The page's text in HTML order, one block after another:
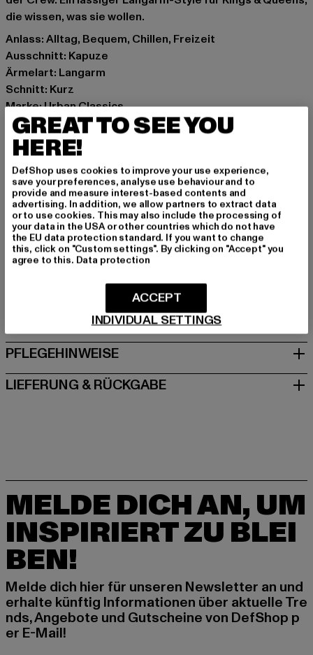
die wissen, was sie wollen.
Anlass: Alltag, Bequem, Chillen, Freizeit
Ausschnitt: Kapuze
Ärmelart: Langarm
Schnitt: Kurz
Marke: Urban Classics
Kat.: Hoodies
Farbe: schwarz
Hersteller Farbe: black
Materialzusammensetzung: 65% Baumwolle, 35%
Polyester
Art.Nr: TB4356-00007
Hersteller: TB International GmbH |info@tbint.de
Dr.-Robert-Murjahn-Straße 7 | 64372 Ober-Ramstadt |
GRÖSSE & PASSFORM
PFLEGEHINWEISE
LIEFERUNG & RÜCKGABE
MELDE DICH AN, UM
INSPIRIERT ZU BLEI
BEN!
Melde dich hier für unseren Newsletter an und
erhalte künftig Informationen über aktuelle Tre
nds, Angebote und Gutscheine von DefShop p
er E-Mail!
GREAT TO SEE YOU
HERE!
DefShop uses cookies to improve your use experience,
save your preferences, analyse use behaviour and to
provide and measure interest-based contents and
advertising. In addition, we allow partners to extract data
or to use cookies. This may also include the processing of
your data in the USA or other countries which do not have
the EU data protection standard. If you want to change
this, click on "Custom settings". By clicking on "Accept" you
agree to this. Data protection
INDIVIDUAL SETTINGS
ACCEPT